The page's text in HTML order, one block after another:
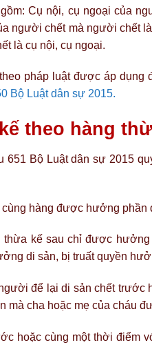
Cụ nội, cụ ngoại của
người chết mà người chết
là cụ nội, cụ ngoại.
pháp luật được áp dụng
Bộ Luật dân sự 2015.
theo hàng
651 Bộ Luật dân sự 2015
hàng được hưởng phần
kế sau chỉ được
di sản, bị truất quyền
để lại di sản chết trước
mà cha hoặc mẹ của cháu
hoặc cùng một thời